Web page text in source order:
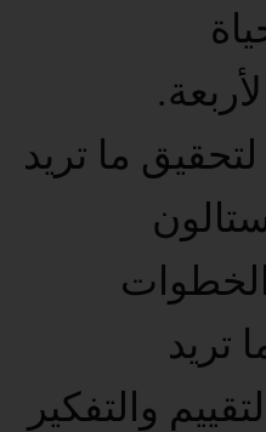
لتحقيق ما تريد
تريد
والتفكير